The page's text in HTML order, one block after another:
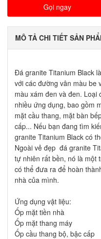
Gọi ngay
MÔ TẢ CHI TIẾT SẢN
Đá granite Titanium Black
với các đường vân màu be
màu xám đen và đen.
nhiều ứng dụng, bao gồm
mặt cầu thang, mặt bàn
cấp... Nếu bạn đang tìm
granite Titanium Black có
Ngoài vẻ đẹp đá granite
tự nhiên rất bền, nó là một
có thể đưa ra để hoàn
nhà của mình.
Ứng dụng vật liệu:
Ốp mặt tiền nhà
Ốp mặt thang máy
Ốp cầu thang bộ, bậc cấp